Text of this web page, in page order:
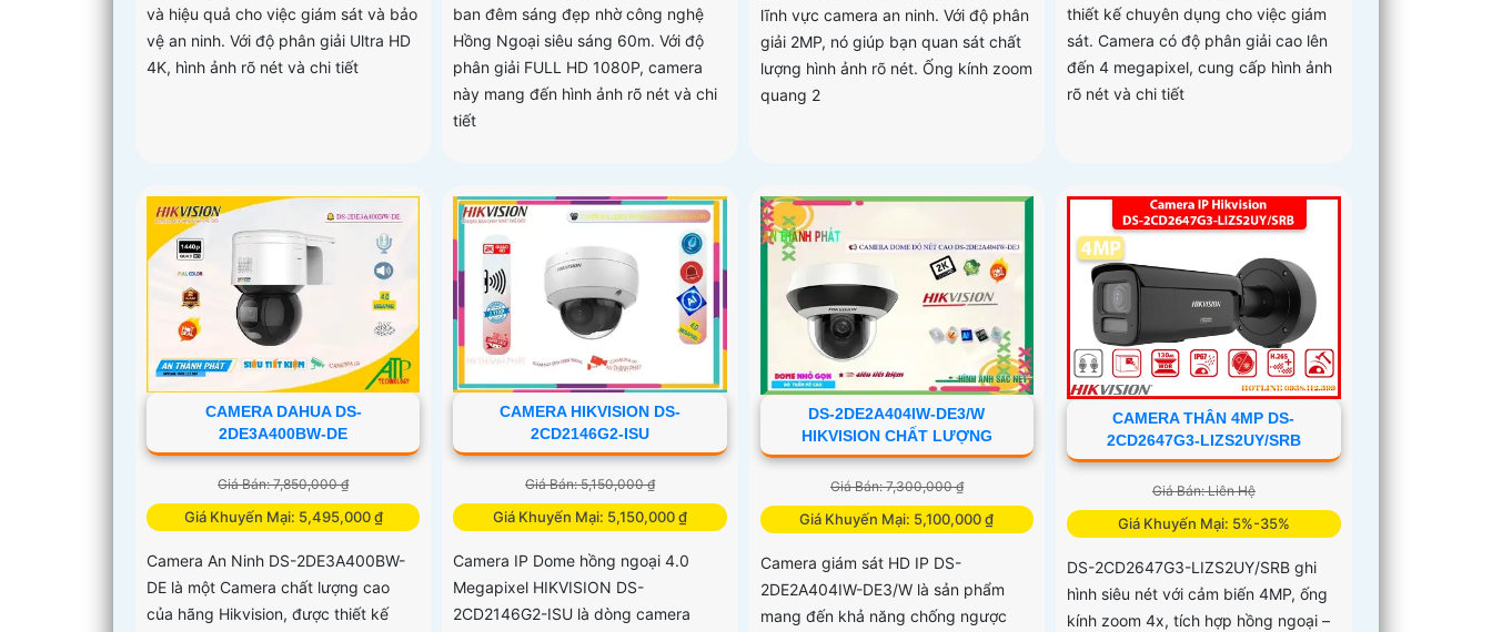
và hiệu quả cho việc giám sát và bảo
vệ an ninh. Với độ phân giải Ultra HD
4K, hình ảnh rõ nét và chi tiết
ban đêm sáng đẹp nhờ công nghệ
Hồng Ngoại siêu sáng 60m. Với độ
phân giải FULL HD 1080P, camera
này mang đến hình ảnh rõ nét và chi
tiết
lĩnh vực camera an ninh. Với độ phân
giải 2MP, nó giúp bạn quan sát chất
lượng hình ảnh rõ nét. Ống kính zoom
quang 2
thiết kế chuyên dụng cho việc giám
sát. Camera có độ phân giải cao lên
đến 4 megapixel, cung cấp hình ảnh
rõ nét và chi tiết
CAMERA DAHUA DS-
2DE3A400BW-DE
Giá Bán: 7,850,000 ₫
Giá Khuyến Mại: 5,495,000 ₫
Camera An Ninh DS-2DE3A400BW-
DE là một Camera chất lượng cao
của hãng Hikvision, được thiết kế
CAMERA HIKVISION DS-
2CD2146G2-ISU
Giá Bán: 5,150,000 ₫
Giá Khuyến Mại: 5,150,000 ₫
Camera IP Dome hồng ngoại 4.0
Megapixel HIKVISION DS-
2CD2146G2-ISU là dòng camera
DS-2DE2A404IW-DE3/W
HIKVISION CHẤT LƯỢNG
Giá Bán: 7,300,000 ₫
Giá Khuyến Mại: 5,100,000 ₫
Camera giám sát HD IP DS-
2DE2A404IW-DE3/W là sản phẩm
mang đến khả năng chống ngược
CAMERA THÂN 4MP DS-
2CD2647G3-LIZS2UY/SRB
Giá Bán: Liên Hệ
Giá Khuyến Mại: 5%-35%
DS-2CD2647G3-LIZS2UY/SRB ghi
hình siêu nét với cảm biến 4MP, ống
kính zoom 4x, tích hợp hồng ngoại –